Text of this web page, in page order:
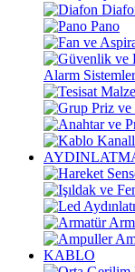
Pano
Alarm
KABLO